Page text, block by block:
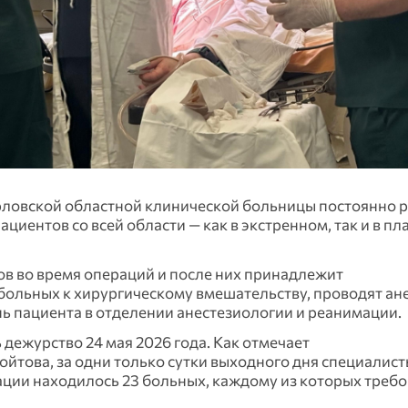
областной клинической больницы постоянно
со всей области — как в экстренном, так и в
во время операций и после них принадлежит
к хирургическому вмешательству, проводят
в отделении анестезиологии и реанимации.
24 мая 2026 года. Как отмечает
за одни только сутки выходного дня
находилось 23 больных, каждому из которых